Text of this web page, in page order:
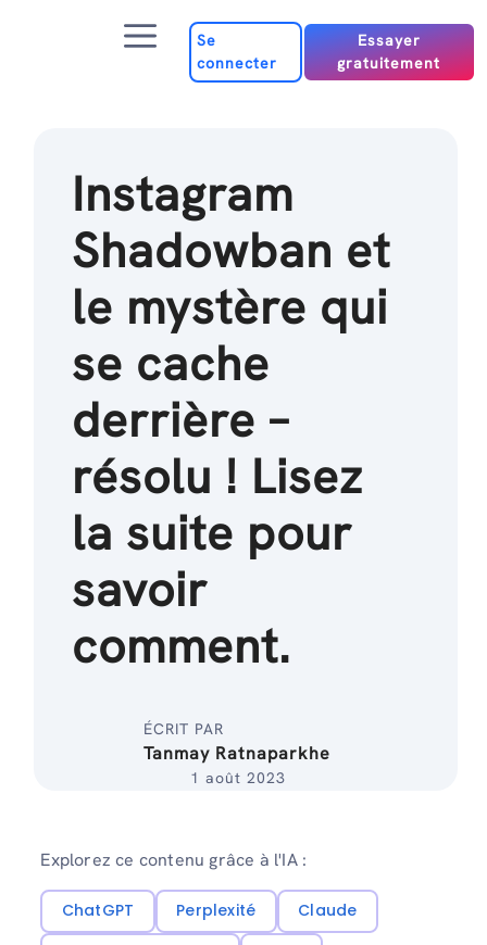
Menu
Se
connecter
Essayer
gratuitement
Instagram
Shadowban et
le mystère qui
se cache
derrière –
résolu ! Lisez
la suite pour
savoir
comment.
ÉCRIT PAR
Tanmay Ratnaparkhe
1 août 2023
Explorez ce contenu grâce à l'IA :
ChatGPT Perplexité
Claude